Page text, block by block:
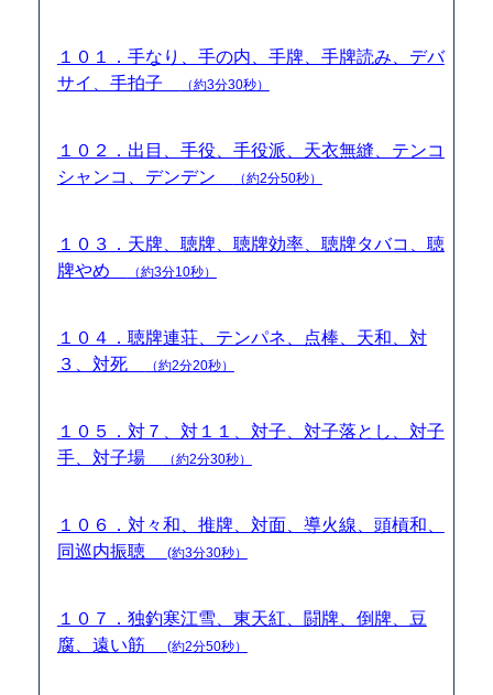
１０１．手なり、手の内、手牌、手牌読み、デバ
サイ、手拍子
（約3分30秒）
１０２．出目、手役、手役派、天衣無縫、テンコ
シャンコ、デンデン
（約2分50秒）
１０３．天牌、聴牌、聴牌効率、聴牌タバコ、聴
牌やめ
（約3分10秒）
１０４．聴牌連荘、テンパネ、点棒、天和、対
３、対死
（約2分20秒）
１０５．対７、対１１、対子、対子落とし、対子
手、対子場
（約2分30秒）
１０６．対々和、推牌、対面、導火線、頭槓和、
同巡内振聴
(約3分30秒）
１０７．独釣寒江雪、東天紅、闘牌、倒牌、豆
腐、遠い筋
(約2分50秒）